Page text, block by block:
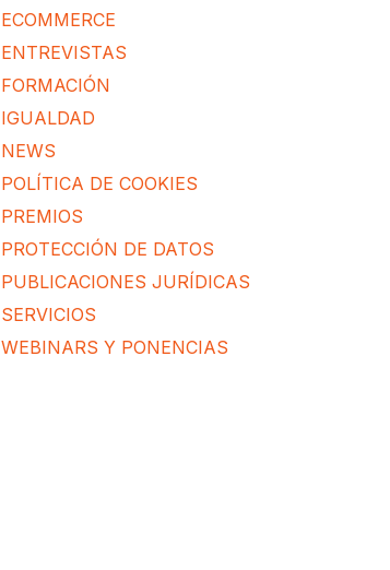
ECOMMERCE
ENTREVISTAS
FORMACIÓN
IGUALDAD
NEWS
POLÍTICA DE COOKIES
PREMIOS
PROTECCIÓN DE DATOS
PUBLICACIONES JURÍDICAS
SERVICIOS
WEBINARS Y PONENCIAS